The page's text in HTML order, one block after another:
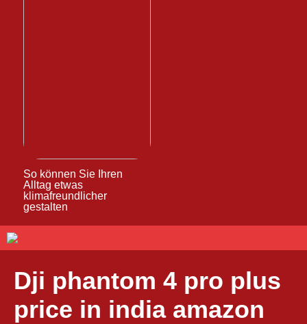
So können Sie Ihren
Alltag etwas
klimafreundlicher
gestalten
Dji phantom 4 pro plus
price in india amazon